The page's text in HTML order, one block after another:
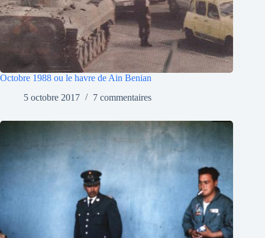
Octobre 1988 ou le havre de Ain Benian
5 octobre 2017
7 commentaires